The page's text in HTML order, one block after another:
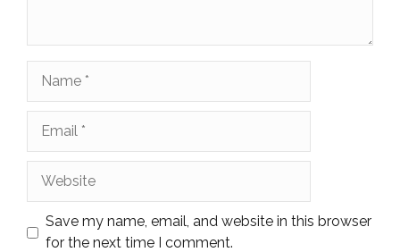
Save my name, email, and website in this browser
for the next time I comment.